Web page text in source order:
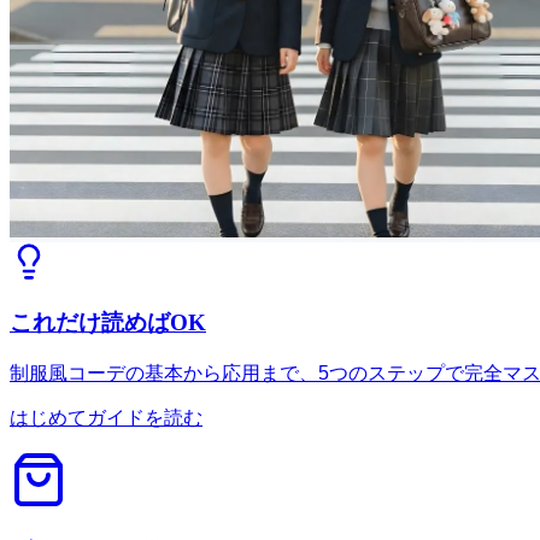
これだけ読めばOK
制服風コーデの基本から応用まで、5つのステップで完全マ
はじめてガイドを読む